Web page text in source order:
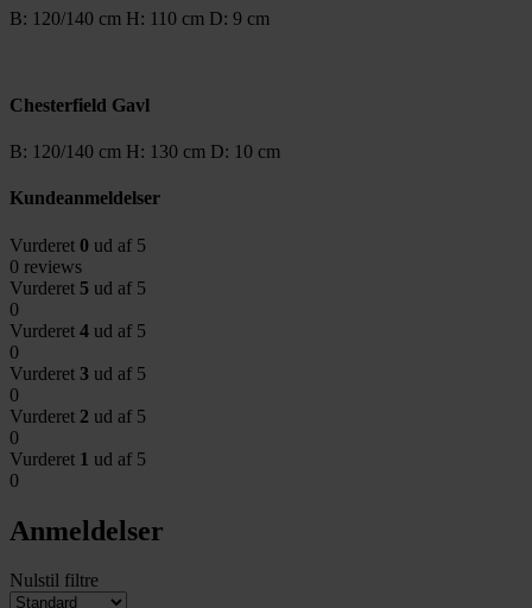
B: 120/140 cm H: 110 cm D: 9 cm
Chesterfield Gavl
B: 120/140 cm H: 130 cm D: 10 cm
Kundeanmeldelser
Vurderet 0 ud af 5
0 reviews
Vurderet 5 ud af 5
0
Vurderet 4 ud af 5
0
Vurderet 3 ud af 5
0
Vurderet 2 ud af 5
0
Vurderet 1 ud af 5
0
Anmeldelser
Nulstil filtre